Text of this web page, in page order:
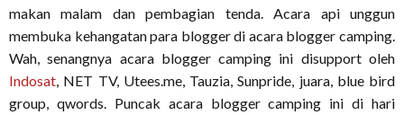
makan malam dan pembagian tenda. Acara api unggun
membuka kehangatan para blogger di acara blogger camping.
Wah, senangnya acara blogger camping ini disupport oleh
Indosat, NET TV, Utees.me, Tauzia, Sunpride, juara, blue bird
group, qwords. Puncak acara blogger camping ini di hari